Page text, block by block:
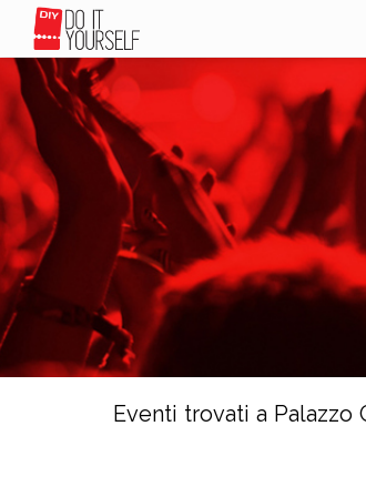
Eventi trovati a Palazzo